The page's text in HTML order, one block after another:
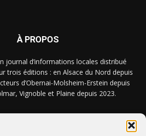
À PROPOS
journal d’informations locales distribué
trois éditions : en Alsace du Nord depuis
d’Obernai-Molsheim-Erstein depuis
Vignoble et Plaine depuis 2023.